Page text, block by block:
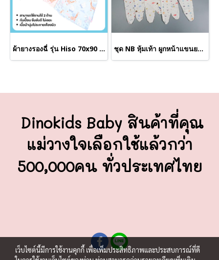
ผ้ายางรองฉี่ รุ่น Hiso 70x90 cm. (ขายส่งเริ่มต้น 12 ผืน) ชุด NB หุ้มเท้า ผูกหน้าแขนยาว S (ขายส่งเริ่มต้น 100 ชุด)
Dinokids Baby สินค้าที่คุณ
แม่วางใจเลือกใช้แล้วกว่า
500,000คน ทั่วประเทศไทย
เว็บไซต์นี้มีการใช้งานคุกกี้ เพื่อเพิ่มประสิทธิภาพและประสบการณ์ที่ดี